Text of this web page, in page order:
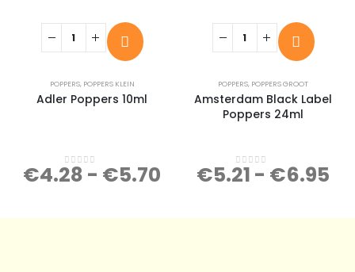
POPPERS, POPPERS KLEIN
Adler Poppers 10ml
0out of 5
€4.28 - €5.70
POPPERS, POPPERS GROOT
Amsterdam Black Label
Poppers 24ml
0out of 5
€5.21 - €6.95